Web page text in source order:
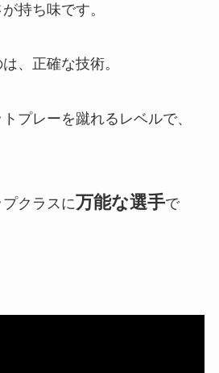
が持ち味です。
、正確な技術。
プレーを蹴れるレベルで、
クラスに万能な選手で